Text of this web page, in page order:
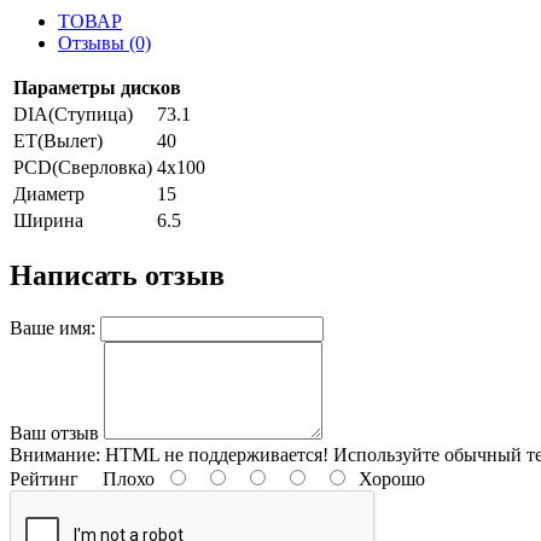
ТОВАР
Отзывы (0)
Параметры дисков
DIA(Ступица)
73.1
ET(Вылет)
40
PCD(Сверловка) 4x100
Диаметр
15
Ширина
6.5
Написать отзыв
Ваше имя:
Ваш отзыв
Внимание: HTML не поддерживается! Используйте обычный
Рейтинг Плохо Хорошо